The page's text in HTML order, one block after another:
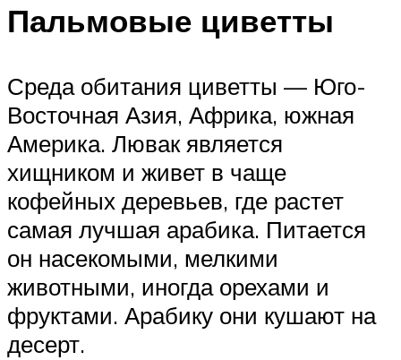
Пальмовые циветты
Среда обитания циветты — Юго-
Восточная Азия, Африка, южная
Америка. Лювак является
хищником и живет в чаще
кофейных деревьев, где растет
самая лучшая арабика. Питается
он насекомыми, мелкими
животными, иногда орехами и
фруктами. Арабику они кушают на
десерт.